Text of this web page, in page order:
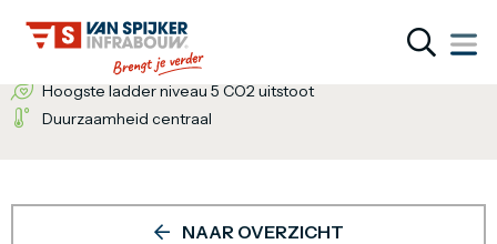
Wij bieden de totaaloplossing
Een inventieve denkwijze
Hoogste ladder niveau 5 CO2 uitstoot
Duurzaamheid centraal
NAAR OVERZICHT